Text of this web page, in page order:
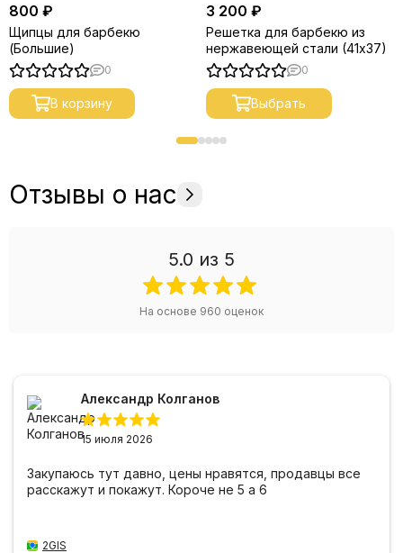
800 ₽
Щипцы для барбекю
(Большие)
0
В корзину
3 200 ₽
Решетка для барбекю из
нержавеющей стали (41х37)
0
Выбрать
Отзывы о нас
5.0 из 5
На основе 960 оценок
Александр Колганов
15 июля 2026
Закупаюсь тут давно, цены нравятся, продавцы все
расскажут и покажут. Короче не 5 а 6
2GIS